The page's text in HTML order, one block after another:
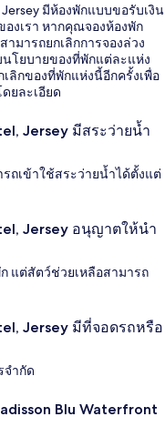
Jersey มีห้องพักแบบขอรับเงิน
งเรา หากคุณจองห้องพัก
มารถยกเลิกการจองล่วง
โยบายของที่พักแต่ละแห่ง
ลิกของที่พักแห่งนี้อีกครั้งเพื่อ
ยละเอียด
Jersey มีสระว่ายน้ำ
ถเข้าใช้สระว่ายน้ำได้ตั้งแต่
Jersey อนุญาตให้นำ
แต่สัตว์ช่วยเหลือสามารถ
Jersey มีที่จอดรถหรือ
จำกัด
Blu Waterfront